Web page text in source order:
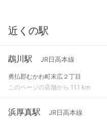
近くの駅
鵡川駅 JR日高本線
勇払郡むかわ町末広２丁目
このページの店舗から 11.1 km
浜厚真駅 JR日高本線